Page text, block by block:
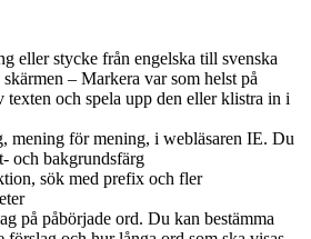
eller stycke från engelska till svenska
– Markera var som helst på
texten och spela upp den eller klistra in i
mening för mening, i webläsaren IE. Du
och bakgrundsfärg
sök med prefix och fler
på påbörjade ord. Du kan bestämma